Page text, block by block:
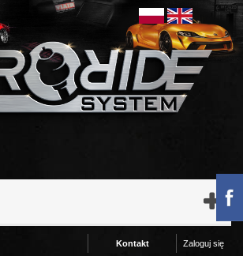
Zaloguj się
Kontakt